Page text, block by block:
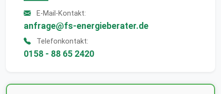
E-Mail-Kontakt:
anfrage@fs-energieberater.de
Telefonkontakt:
0158 - 88 65 2420